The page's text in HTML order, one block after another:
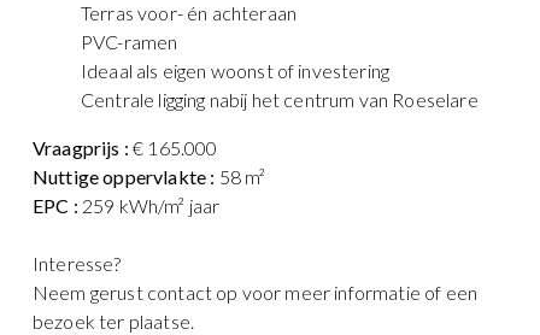
Terras voor- én achteraan
PVC-ramen
Ideaal als eigen woonst of investering
Centrale ligging nabij het centrum van Roeselare
Vraagprijs : € 165.000
Nuttige oppervlakte : 58 m²
EPC : 259 kWh/m² jaar
Interesse?
Neem gerust contact op voor meer informatie of een
bezoek ter plaatse.